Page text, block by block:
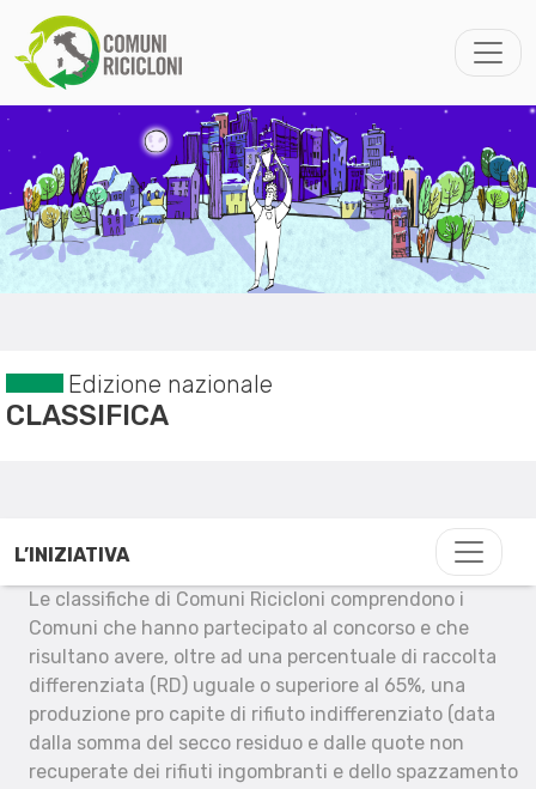
Edizione nazionale
CLASSIFICA
L’INIZIATIVA
Le classifiche di Comuni Ricicloni comprendono i
Comuni che hanno partecipato al concorso e che
risultano avere, oltre ad una percentuale di raccolta
differenziata (RD) uguale o superiore al 65%, una
produzione pro capite di rifiuto indifferenziato (data
dalla somma del secco residuo e dalle quote non
recuperate dei rifiuti ingombranti e dello spazzamento